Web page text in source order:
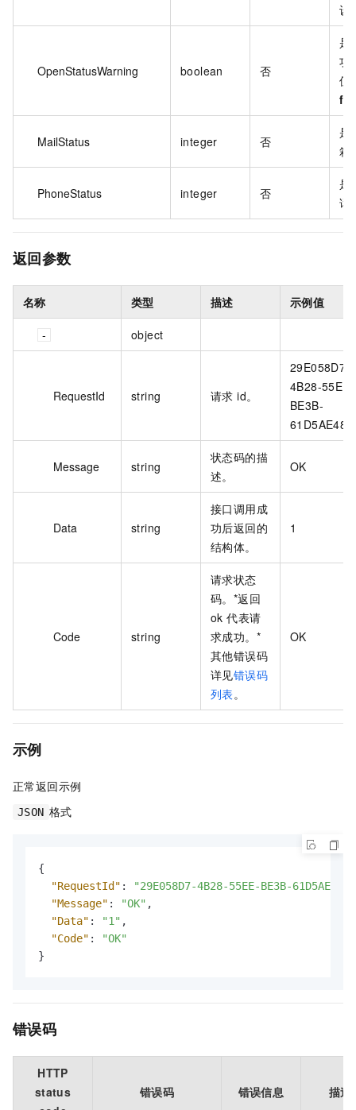
设
OpenStatusWarning boolean 否
是
功
值
MailStatus integer 否
是
箱
PhoneStatus integer 否
是
话
返回参数
名称 类型 描述 示例值
object
RequestId string 请求 id。
29E058D7-
4B28-55EE-
BE3B-
Message string
状态码的描
述。
OK
Data string
接口调用成
功后返回的
结构体。
1
Code string
请求状态
码。*返回
ok 代表请
求成功。*
其他错误码
详见错误码
列表 。
OK
示例
正常返回示例
JSON 格式
{
"RequestId" :
"29E058D7-4B28-55EE-BE3B-
"Message" : "OK" ,
"Data" : "1" ,
"Code" :
"OK"
}
错误码
HTTP
status
错误码 错误信息 描述